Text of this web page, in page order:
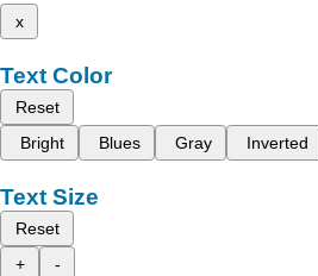
x
Text Color
Reset
Bright
Blues Gray Inverted
Text Size
Reset
+
-